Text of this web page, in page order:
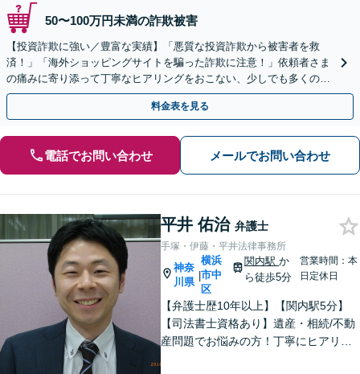
50〜100万円未満の詐欺被害
【投資詐欺に強い／豊富な実績】「悪質な投資詐欺から被害者を救
済！」「海外ショッピングサイトを騙った詐欺に注意！」依頼者さま
の痛みに寄り添って丁寧なヒアリングをおこない、少しでも多くの返
金が得られるよう尽力します！
料金表を見る
電話でお問い合わせ メールでお問い合わせ
平井 佑治 弁護士
手塚・伊藤・平井法律事務所
神奈
川県
|
横浜
市中
区
関内駅 か
ら徒歩5分
営業時間：本
日定休日
【弁護士歴10年以上】【関内駅5分】
【司法書士資格あり】遺産・相続/不動
産問題でお悩みの方！丁寧にヒアリン